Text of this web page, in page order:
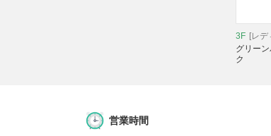
3F [レ
グリー
ク
営業時間